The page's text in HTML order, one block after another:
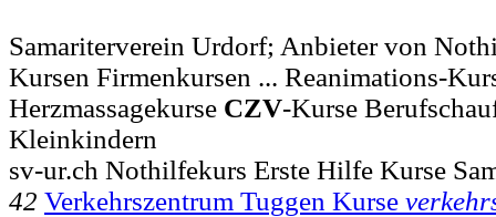
Samariterverein Urdorf; Anbieter von
Kursen Firmenkursen ... Reanimations-
Herzmassagekurse CZV-Kurse
Kleinkindern
sv-ur.ch Nothilfekurs Erste Hilfe Kurse
42 Verkehrszentrum Tuggen Kurse